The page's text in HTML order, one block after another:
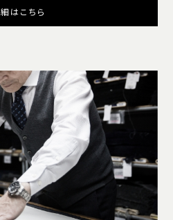
はこちら